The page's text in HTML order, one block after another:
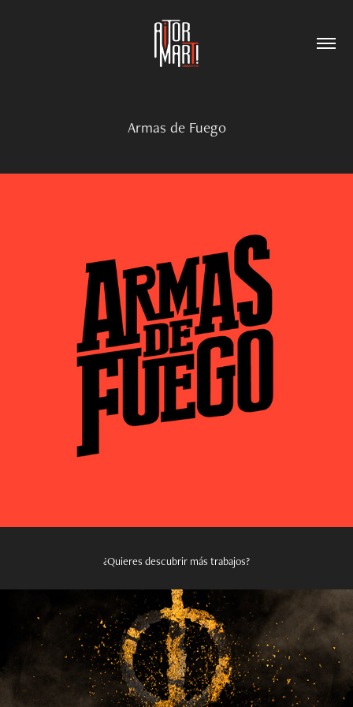
Armas de Fuego
¿Quieres descubrir más trabajos?
2023
Logos Six Burning